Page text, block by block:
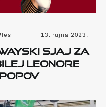
13. rujna 2023.
sjaj za
Leonore